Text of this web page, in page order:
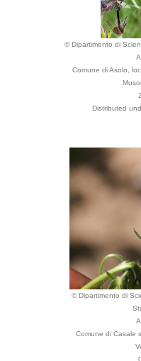
© Dipartimento di
Comune di Asolo,
Distributed
© Dipartimento di
Comune di Casale